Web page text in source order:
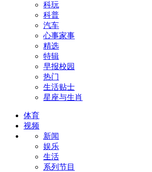
科玩
科普
汽车
心事家事
精选
特辑
早报校园
热门
生活贴士
星座与生肖
体育
视频
新闻
娱乐
生活
系列节目